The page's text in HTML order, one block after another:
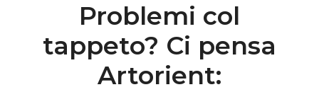
Problemi col
tappeto? Ci pensa
Artorient: